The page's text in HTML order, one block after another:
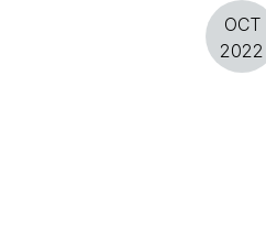
OCT
2022